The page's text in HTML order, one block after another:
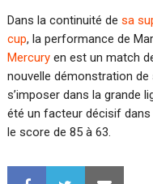
Dans la continuité de sa
cup, la performance de
Mercuryen est un match
nouvelle démonstration
s’imposer dans la grande
été un facteur décisif
le score de 85 à 63.